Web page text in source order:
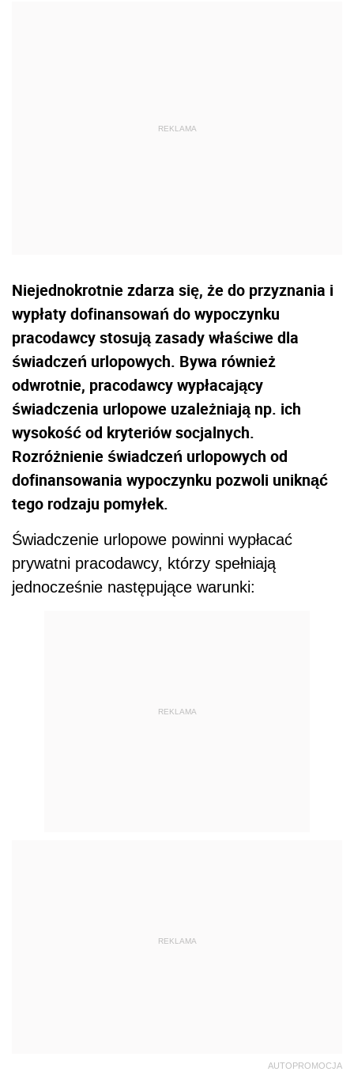
Niejednokrotnie zdarza się, że do przyznania i
wypłaty dofinansowań do wypoczynku
pracodawcy stosują zasady właściwe dla
świadczeń urlopowych. Bywa również
odwrotnie, pracodawcy wypłacający
świadczenia urlopowe uzależniają np. ich
wysokość od kryteriów socjalnych.
Rozróżnienie świadczeń urlopowych od
dofinansowania wypoczynku pozwoli uniknąć
tego rodzaju pomyłek.
Świadczenie urlopowe powinni wypłacać
prywatni pracodawcy, którzy spełniają
jednocześnie następujące warunki:
REKLAMA
REKLAMA
AUTOPROMOCJA